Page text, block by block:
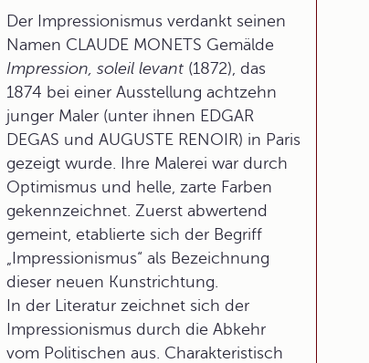
Der Impressionismus verdankt seinen
Namen CLAUDE MONETS Gemälde
Impression, soleil levant (1872), das
1874 bei einer Ausstellung achtzehn
junger Maler (unter ihnen EDGAR
DEGAS und AUGUSTE RENOIR) in Paris
gezeigt wurde. Ihre Malerei war durch
Optimismus und helle, zarte Farben
gekennzeichnet. Zuerst abwertend
gemeint, etablierte sich der Begriff
„Impressionismus“ als Bezeichnung
dieser neuen Kunstrichtung.
In der Literatur zeichnet sich der
Impressionismus durch die Abkehr
vom Politischen aus. Charakteristisch